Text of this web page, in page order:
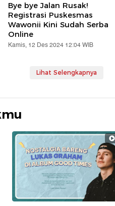
Bye bye Jalan Rusak!
Registrasi Puskesmas
Wawonii Kini Sudah Serba
Online
Kamis, 12 Des 2024 12:04 WIB
Lihat Selengkapnya